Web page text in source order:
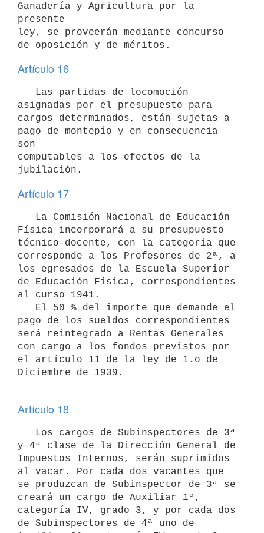
Ganadería y Agricultura por la
presente
ley, se proveerán mediante concurso
de oposición y de méritos.
Artículo 16
asignadas por el presupuesto para
cargos determinados, están sujetas a
pago de montepío y en consecuencia
son
computables a los efectos de la
jubilación.
Artículo 17
Física incorporará a su presupuesto
técnico-docente, con la categoría que
corresponde a los Profesores de 2ª, a
los egresados de la Escuela Superior
de Educación Física, correspondientes
al curso 1941.
pago de los sueldos correspondientes
será reintegrado a Rentas Generales
con cargo a los fondos previstos por
el artículo 11 de la ley de 1.o de
Diciembre de 1939.
Artículo 18
y 4ª clase de la Dirección General de
Impuestos Internos, serán suprimidos
al vacar. Por cada dos vacantes que
se produzcan de Subinspector de 3ª se
creará un cargo de Auxiliar 1º,
categoría IV, grado 3, y por cada dos
de Subinspectores de 4ª uno de